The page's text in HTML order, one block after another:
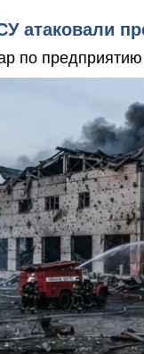
атаковали
по предприятию